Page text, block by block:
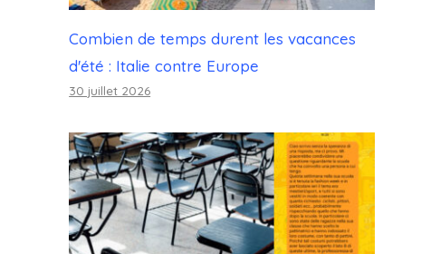
Combien de temps durent les vacances
d'été : Italie contre Europe
30 juillet 2026